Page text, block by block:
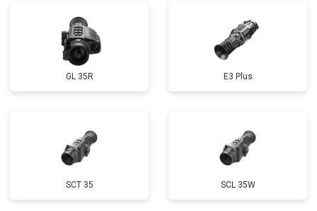
GL 35R E3 Plus
SCT 35 SCL 35W